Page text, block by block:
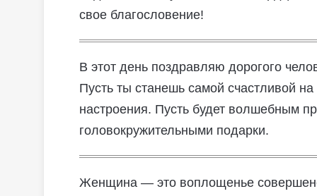
свое благословение!
В этот день поздравляю дорогого
Пусть ты станешь самой счастливой
настроения. Пусть будет волшебным
головокружительными подарки.
Женщина — это воплощенье